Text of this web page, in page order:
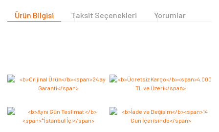
Ürün Bilgisi Taksit Seçenekleri Yorumlar